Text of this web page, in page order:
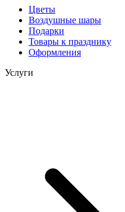
Цветы
Воздушные шары
Подарки
Товары к празднику
Оформления
Услуги